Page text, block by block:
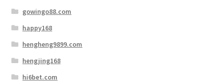
gowingo88.com
happy168
hengheng9899.com
hengjing168
hi6bet.com